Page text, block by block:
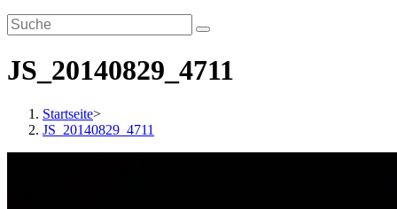
JS_20140829_4711
Startseite>
JS_20140829_4711